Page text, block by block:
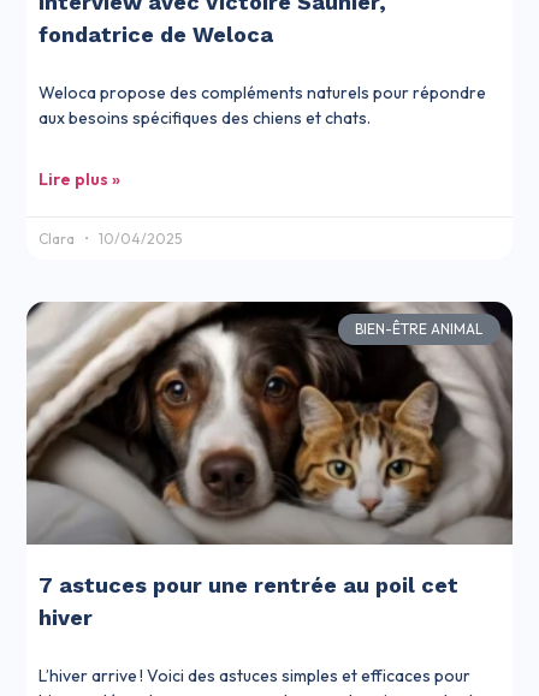
fondatrice de Weloca
Weloca propose des compléments naturels pour répondre
aux besoins spécifiques des chiens et chats.
Lire plus »
Clara 10/04/2025
BIEN-ÊTRE ANIMAL
7 astuces pour une rentrée au poil cet
hiver
L’hiver arrive ! Voici des astuces simples et efficaces pour